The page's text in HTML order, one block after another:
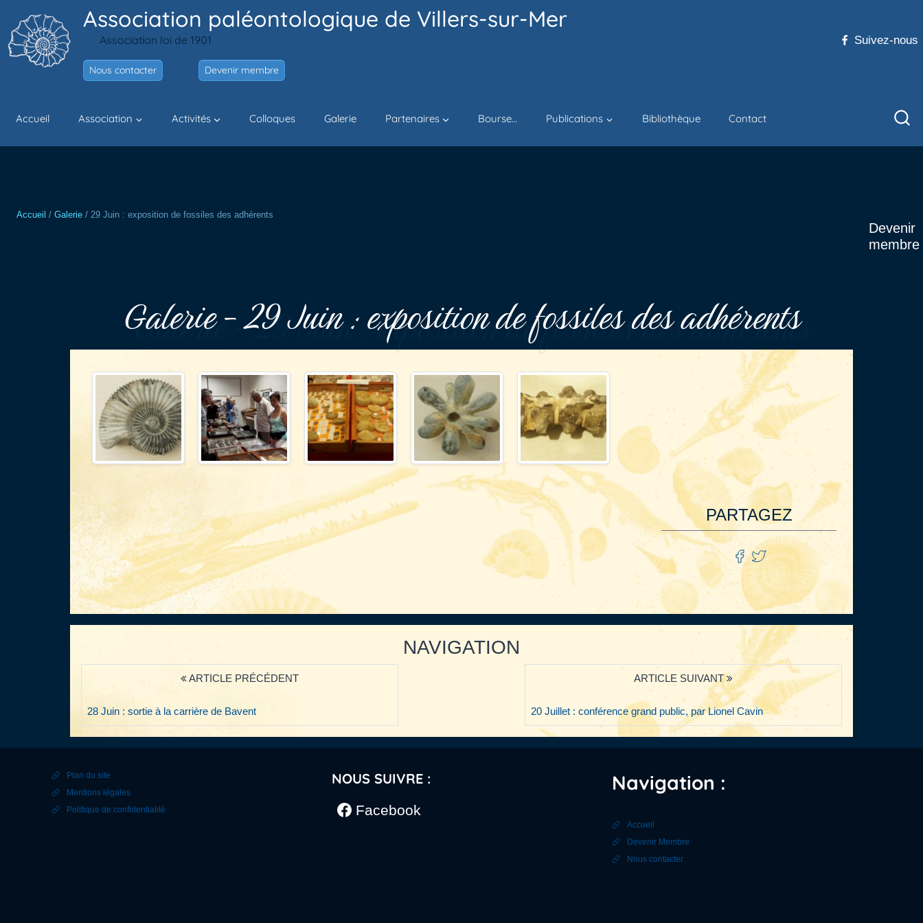
contenu
Association paléontologique de Villers-sur-Mer
Association loi de 1901
Nous contacter Devenir membre
Suivez-nous
Accueil Association Activités Colloques Galerie Partenaires Bourse… Publications Bibliothèque Contact
Devenir
membre
Accueil / Galerie / 29 Juin : exposition de fossiles des adhérents
Galerie - 29 Juin : exposition de fossiles des adhérents
PARTAGEZ
NAVIGATION
ARTICLE PRÉCÉDENT
28 Juin : sortie à la carrière de Bavent
ARTICLE SUIVANT
20 Juillet : conférence grand public, par Lionel Cavin
Plan du site
Mentions légales
Politique de confidentialité
NOUS SUIVRE :
Facebook
Navigation :
Accueil
Devenir Membre
Nous contacter